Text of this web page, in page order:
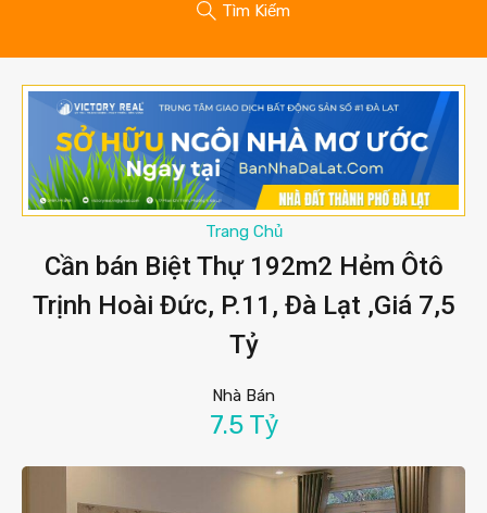
Tìm Kiếm
Trang Chủ
Cần bán Biệt Thự 192m2 Hẻm Ôtô
Trịnh Hoài Đức, P.11, Đà Lạt ,Giá 7,5
Tỷ
Nhà Bán
7.5 Tỷ